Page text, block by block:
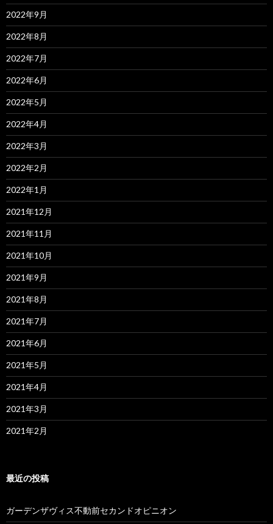
2022年9月
2022年8月
2022年7月
2022年6月
2022年5月
2022年4月
2022年3月
2022年2月
2022年1月
2021年12月
2021年11月
2021年10月
2021年9月
2021年8月
2021年7月
2021年6月
2021年5月
2021年4月
2021年3月
2021年2月
最近の投稿
ガーデンザヴィス不動前セカンドオピニオン